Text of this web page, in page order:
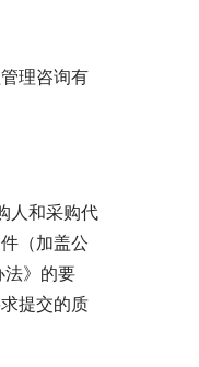
理咨询有
人和采购代
（加盖公
法》的要
提交的质